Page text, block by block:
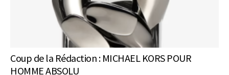
Coup de la Rédaction : MICHAEL KORS POUR
HOMME ABSOLU